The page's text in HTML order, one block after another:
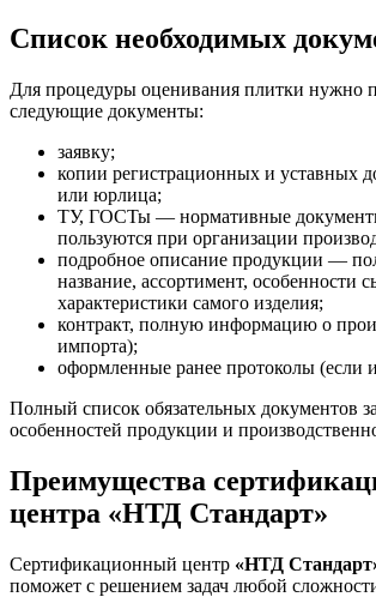
Список необходимых
Для процедуры оценивания плитки нужно
следующие документы:
заявку;
копии регистрационных и уставных
или юрлица;
ТУ, ГОСТы — нормативные
пользуются при организации
подробное описание продукции —
название, ассортимент, особенности
характеристики самого изделия;
контракт, полную информацию о
импорта);
оформленные ранее протоколы (если
Полный список обязательных документов
особенностей продукции и
Преимущества
центра «НТД Стандарт»
Сертификационный центр «НТД
поможет с решением задач любой